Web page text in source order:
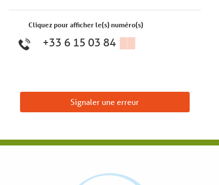
Cliquez pour afficher le(s) numéro(s)
+33 6 15 03 84 ▒▒
Signaler une erreur